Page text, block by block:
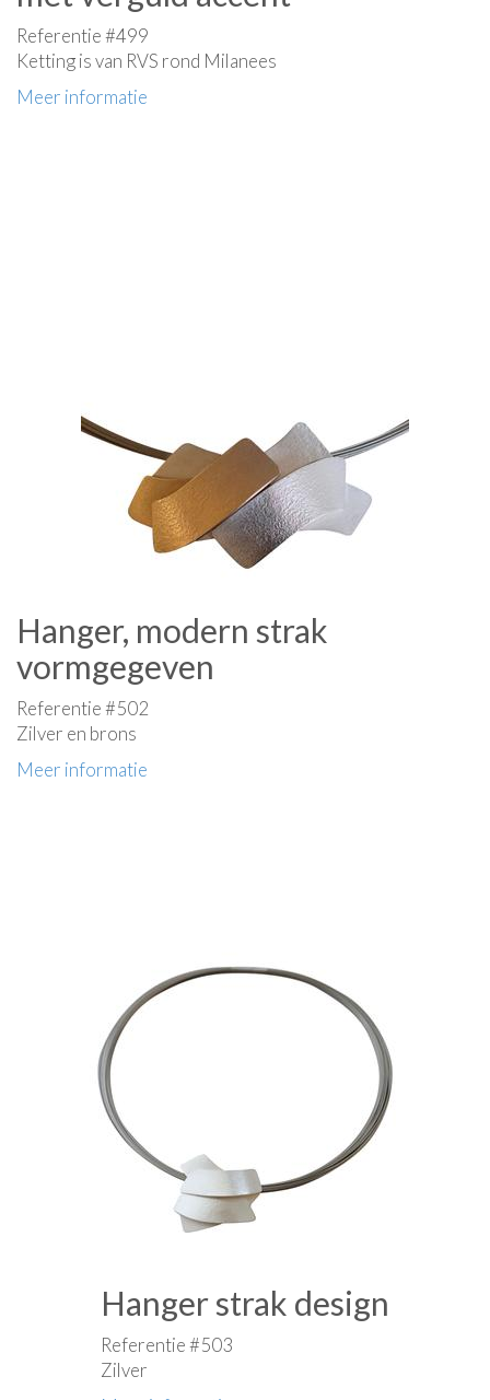
Referentie #499
Ketting is van RVS rond Milanees
Meer informatie
Hanger, modern strak
vormgegeven
Referentie #502
Zilver en brons
Meer informatie
Hanger strak design
Referentie #503
Zilver